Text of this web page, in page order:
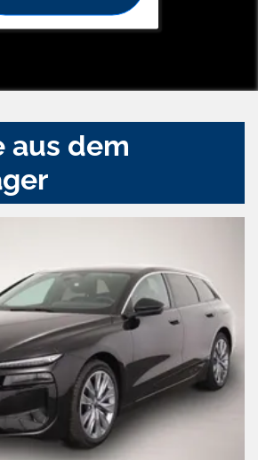
aus dem